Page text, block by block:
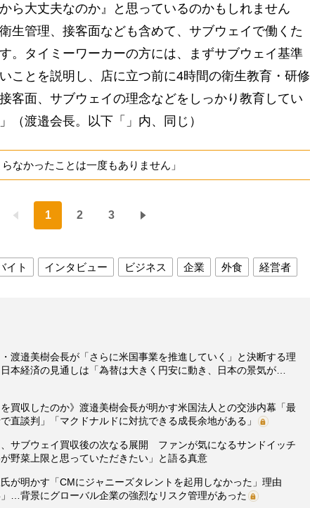
ら大丈夫なのか』と思っているのかもしれません
生管理、接客面なども含めて、サブウェイで働くた
。タイミーワーカーの方には、まずサブウェイ基準
ことを説明し、店に立つ前に4時間の衛生教育・研修
客面、サブウェイの理念などをしっかり教育してい
（渡邉会長。以下「」内、同じ）
なかったことは一度もありません」
1 2 3
イト インタビュー ビジネス 企業 外食 経営者
渡邉美樹会長が「さらに米国事業を推進していく」と決断する理
本経済の見通しは「為替は大きく円安に動き、日本の景気が…
買収したのか》渡邉美樹会長が明かす米国法人との交渉内幕「最
直談判」「マクドナルドに対抗できる成長余地がある」
サブウェイ買収後の次なる展開 ファンが気になるサンドイッチ
野菜上限と思っていただきたい」と語る真意
が明かす「CMにジャニーズタレントを起用しなかった」理由
」…背景にグローバル企業の強烈なリスク管理があった